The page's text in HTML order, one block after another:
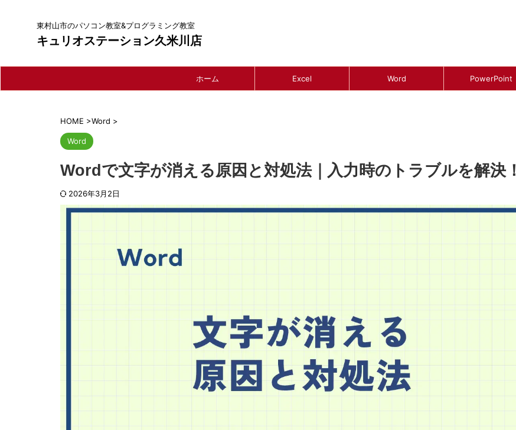
東村山市のパソコン教室&プログラミング教室
キュリオステーション久米川店
ホーム Excel Word PowerPoint
HOME >Word >
Word
Wordで文字が消える原因と対処法｜入力時のトラブルを解決！
2026年3月2日